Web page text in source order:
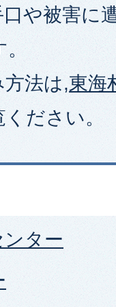
や被害に
法は,東海
ださい。
ター